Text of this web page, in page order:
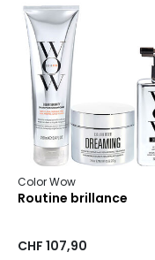
Color Wow
Routine brillance
CHF 107,90